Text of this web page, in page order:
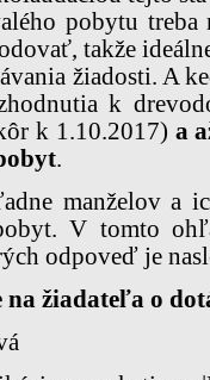
pobytu treba
takže
žiadosti. A
k
k 1.10.2017) a
.
manželov a
V tomto
odpoveď je
žiadateľa o